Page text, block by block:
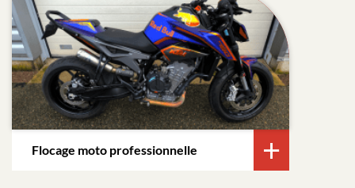
Flocage moto professionnelle